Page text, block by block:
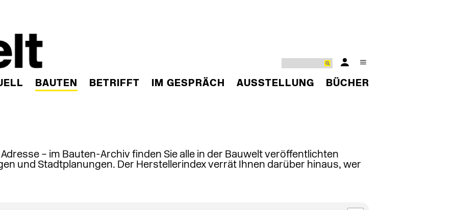
BAUTEN BETRIFFT IM GESPRÄCH AUSSTELLUNG BÜCHER
– im Bauten-Archiv finden Sie alle in der Bauwelt veröffentlichten
und Stadtplanungen. Der Herstellerindex verrät Ihnen darüber hinaus, wer